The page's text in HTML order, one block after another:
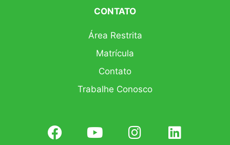
CONTATO
Área Restrita
Matrícula
Contato
Trabalhe Conosco